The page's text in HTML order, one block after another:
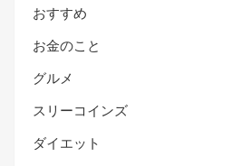
おすすめ
お金のこと
グルメ
スリーコインズ
ダイエット